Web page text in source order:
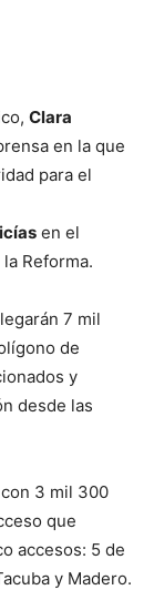
Clara
en la que
para el
en el
Reforma.
7 mil
de
y
desde las
3 mil 300
que
accesos: 5 de
y Madero.